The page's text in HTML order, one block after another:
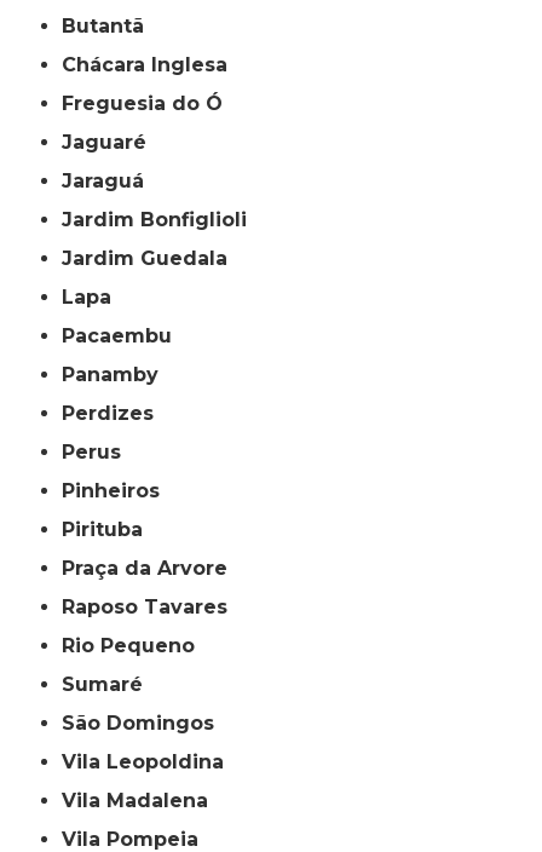
Butantã
Chácara Inglesa
Freguesia do Ó
Jaguaré
Jaraguá
Jardim Bonfiglioli
Jardim Guedala
Lapa
Pacaembu
Panamby
Perdizes
Perus
Pinheiros
Pirituba
Praça da Arvore
Raposo Tavares
Rio Pequeno
Sumaré
São Domingos
Vila Leopoldina
Vila Madalena
Vila Pompeia